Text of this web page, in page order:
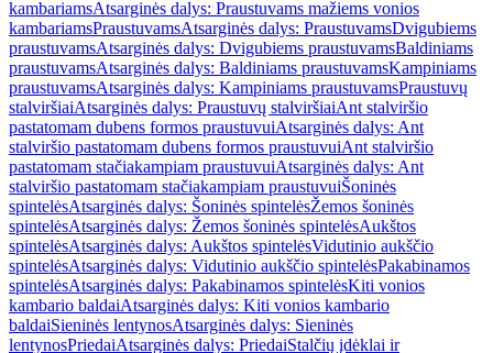
kambariamsAtsarginės dalys: Praustuvams mažiems vonios
kambariamsPraustuvamsAtsarginės dalys: PraustuvamsDvigubiems
praustuvamsAtsarginės dalys: Dvigubiems praustuvamsBaldiniams
praustuvamsAtsarginės dalys: Baldiniams praustuvamsKampiniams
praustuvamsAtsarginės dalys: Kampiniams praustuvamsPraustuvų
stalviršiaiAtsarginės dalys: Praustuvų stalviršiaiAnt stalviršio
pastatomam dubens formos praustuvuiAtsarginės dalys: Ant
stalviršio pastatomam dubens formos praustuvuiAnt stalviršio
pastatomam stačiakampiam praustuvuiAtsarginės dalys: Ant
stalviršio pastatomam stačiakampiam praustuvuiŠoninės
spintelėsAtsarginės dalys: Šoninės spintelėsŽemos šoninės
spintelėsAtsarginės dalys: Žemos šoninės spintelėsAukštos
spintelėsAtsarginės dalys: Aukštos spintelėsVidutinio aukščio
spintelėsAtsarginės dalys: Vidutinio aukščio spintelėsPakabinamos
spintelėsAtsarginės dalys: Pakabinamos spintelėsKiti vonios
kambario baldaiAtsarginės dalys: Kiti vonios kambario
baldaiSieninės lentynosAtsarginės dalys: Sieninės
lentynosPriedaiAtsarginės dalys: PriedaiStalčių įdėklai ir